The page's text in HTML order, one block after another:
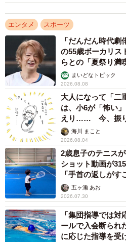
エンタメ スポーツ
「だんだん時代
の55歳ボーカリ
らとの「夏祭り満
まいどなトピック
2026.08.08
大人になって「二
は、小6が「怖い
えり…… 今、振り
でいった」【漫画】
海川 まこと
2026.08.04
2歳息子のテニス
ショット動画が
「手首の返しがす
五ヶ瀬 あお
2026.07.30
「集団指導では
ールで入会断ら
に応じた指導を受